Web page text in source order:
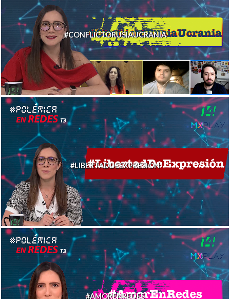
#CONFLICTORUSIAUCRANIA
#LIBERTADDEEXPRESIÓN
#AMORENREDES